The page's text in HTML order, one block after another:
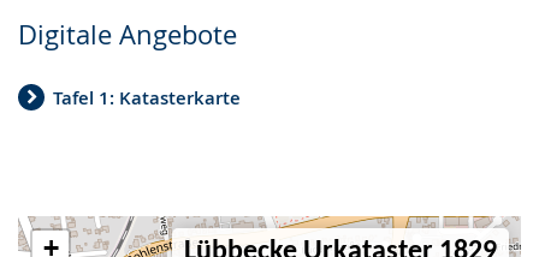
Digitale Angebote
Tafel 1: Katasterkarte